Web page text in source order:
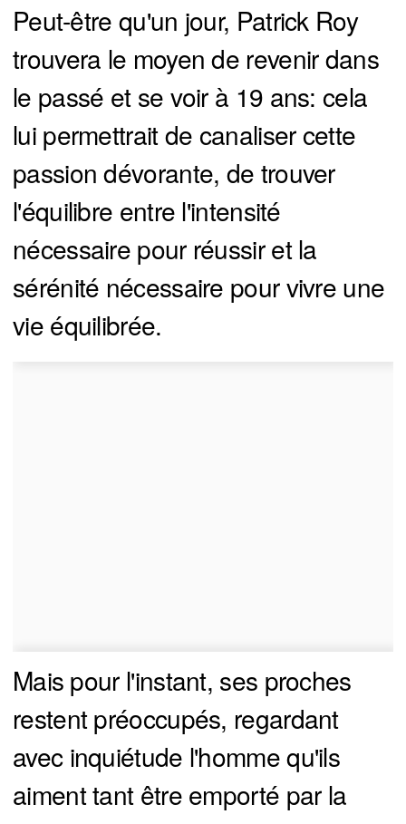
Peut-être qu'un jour, Patrick Roy
trouvera le moyen de revenir dans
le passé et se voir à 19 ans: cela
lui permettrait de canaliser cette
passion dévorante, de trouver
l'équilibre entre l'intensité
nécessaire pour réussir et la
sérénité nécessaire pour vivre une
vie équilibrée.
Mais pour l'instant, ses proches
restent préoccupés, regardant
avec inquiétude l'homme qu'ils
aiment tant être emporté par la